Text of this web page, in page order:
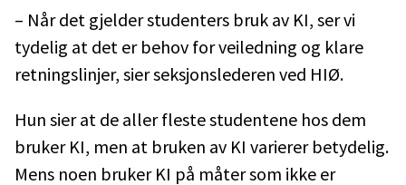
– Når det gjelder studenters bruk av KI, ser vi
tydelig at det er behov for veiledning og klare
retningslinjer, sier seksjonslederen ved HIØ.
Hun sier at de aller fleste studentene hos dem
bruker KI, men at bruken av KI varierer betydelig.
Mens noen bruker KI på måter som ikke er